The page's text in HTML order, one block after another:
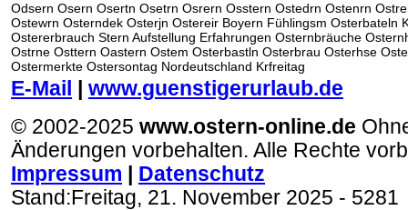
Odsern Osern Osertn Osetrn Osrern Osstern Ostedrn Ostenrn
Ostewrn Osterndek Osterjn Ostereir Boyern Fühlingsm Osterbateln
Ostererbrauch Stern Aufstellung Erfahrungen Osternbräuche
Ostrne Osttern Oastern Ostem Osterbastln Osterbrau Osterhse
Ostermerkte Ostersontag Nordeutschland Krfreitag
E-Mail
www.guenstigerurlaub.de
© 2002-2025 www.ostern-online.de
Änderungen vorbehalten. Alle Rechte
Impressum
Datenschutz
Stand:Freitag, 21. November 2025 - 5281